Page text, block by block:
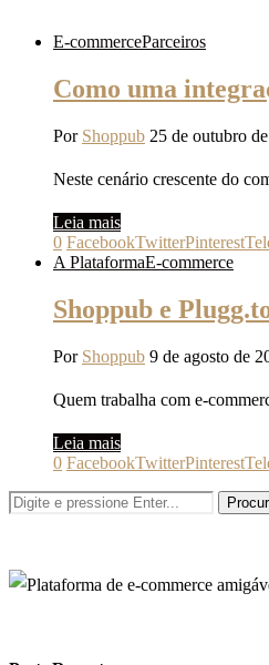
E-commerceParceiros
Como uma
Por Shoppub 25 de outubro
Neste cenário crescente do
Leia mais
0 FacebookTwitterPinterest
A PlataformaE-commerce
Shoppub e
Por Shoppub 9 de agosto de
Quem trabalha com e-
Leia mais
0 FacebookTwitterPinterest